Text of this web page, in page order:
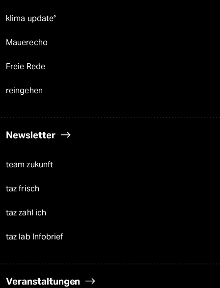
klima update°
Mauerecho
Freie Rede
reingehen
Newsletter
team zukunft
taz frisch
taz zahl ich
taz lab Infobrief
Veranstaltungen